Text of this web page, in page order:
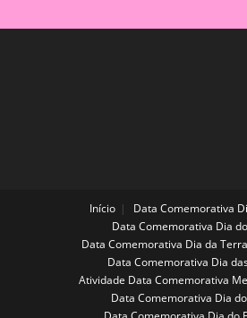
Início
Data Comemorativa
Data Comemorativa Dia
Data Comemorativa Dia da Terra
Data Comemorativa Dia
Atividade Data Comemorativa
Data Comemorativa Dia